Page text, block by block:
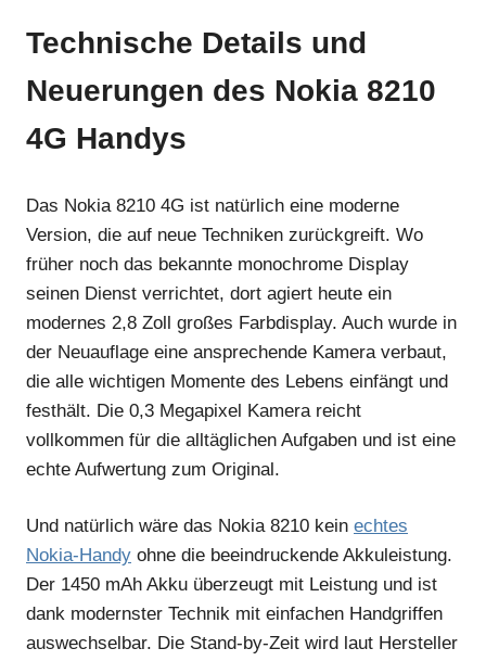
Technische Details und
Neuerungen des Nokia 8210
4G Handys
Das Nokia 8210 4G ist natürlich eine moderne
Version, die auf neue Techniken zurückgreift. Wo
früher noch das bekannte monochrome Display
seinen Dienst verrichtet, dort agiert heute ein
modernes 2,8 Zoll großes Farbdisplay. Auch wurde in
der Neuauflage eine ansprechende Kamera verbaut,
die alle wichtigen Momente des Lebens einfängt und
festhält. Die 0,3 Megapixel Kamera reicht
vollkommen für die alltäglichen Aufgaben und ist eine
echte Aufwertung zum Original.
Und natürlich wäre das Nokia 8210 kein echtes
Nokia-Handy ohne die beeindruckende Akkuleistung.
Der 1450 mAh Akku überzeugt mit Leistung und ist
dank modernster Technik mit einfachen Handgriffen
auswechselbar. Die Stand-by-Zeit wird laut Hersteller